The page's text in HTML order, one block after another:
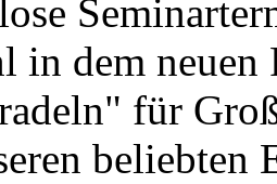
in dem neuen
für
beliebten